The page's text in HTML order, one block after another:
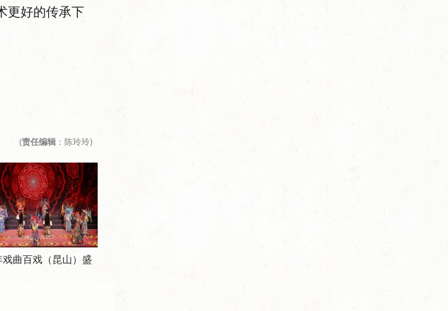
更好的传承下
(责任编辑 ：陈玲玲)
戏曲百戏（昆山）盛